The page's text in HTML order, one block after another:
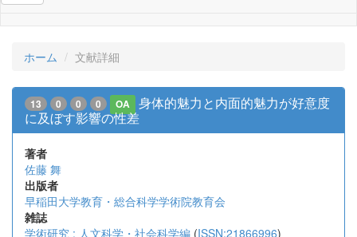
ホーム 文献詳細
13 0 0 0 OA
身体的魅力と内面的魅力が好意度
に及ぼす影響の性差
著者
佐藤 舞
出版者
早稲田大学教育・総合科学学術院教育会
雑誌
学術研究 : 人文科学・社会科学編 (ISSN:21866996)